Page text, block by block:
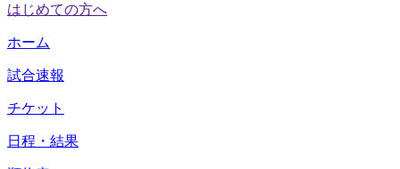
はじめての方へ
ホーム
試合速報
チケット
日程・結果